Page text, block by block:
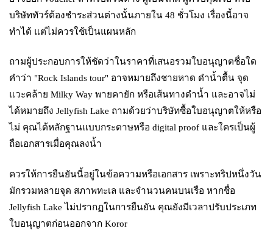
บริษัททัวร์ต้องชำระส่วนต่างนั้นภายใน 48 ชั่วโมง เรื่องนี้อาจ
ทำได้ แต่ไม่ควรใช้เป็นแผนหลัก
ถามผู้ประกอบการให้ชัดว่าในราคาที่เสนอรวมใบอนุญาตชื่อใด
คำว่า "Rock Islands tour" อาจหมายถึงชายหาด ดำน้ำตื้น จุด
แวะคล้าย Milky Way พายคายัก หรือเส้นทางดำน้ำ และอาจไม่
ได้หมายถึง Jellyfish Lake ถามด้วยว่าบริษัทซื้อใบอนุญาตให้หรือ
ไม่ คุณได้หลักฐานแบบกระดาษหรือ digital proof และใครเป็นผู้
ถือเอกสารเมื่อคุณลงน้ำ
ควรให้การยืนยันนี้อยู่ในข้อความหรือเอกสาร เพราะทริปหนึ่งวัน
มักรวมหลายจุด สภาพทะเล และจำนวนคนบนเรือ หากชื่อ
Jellyfish Lake ไม่ปรากฏในการยืนยัน คุณยังมีเวลาปรับประเภท
ใบอนุญาตก่อนออกจาก Koror